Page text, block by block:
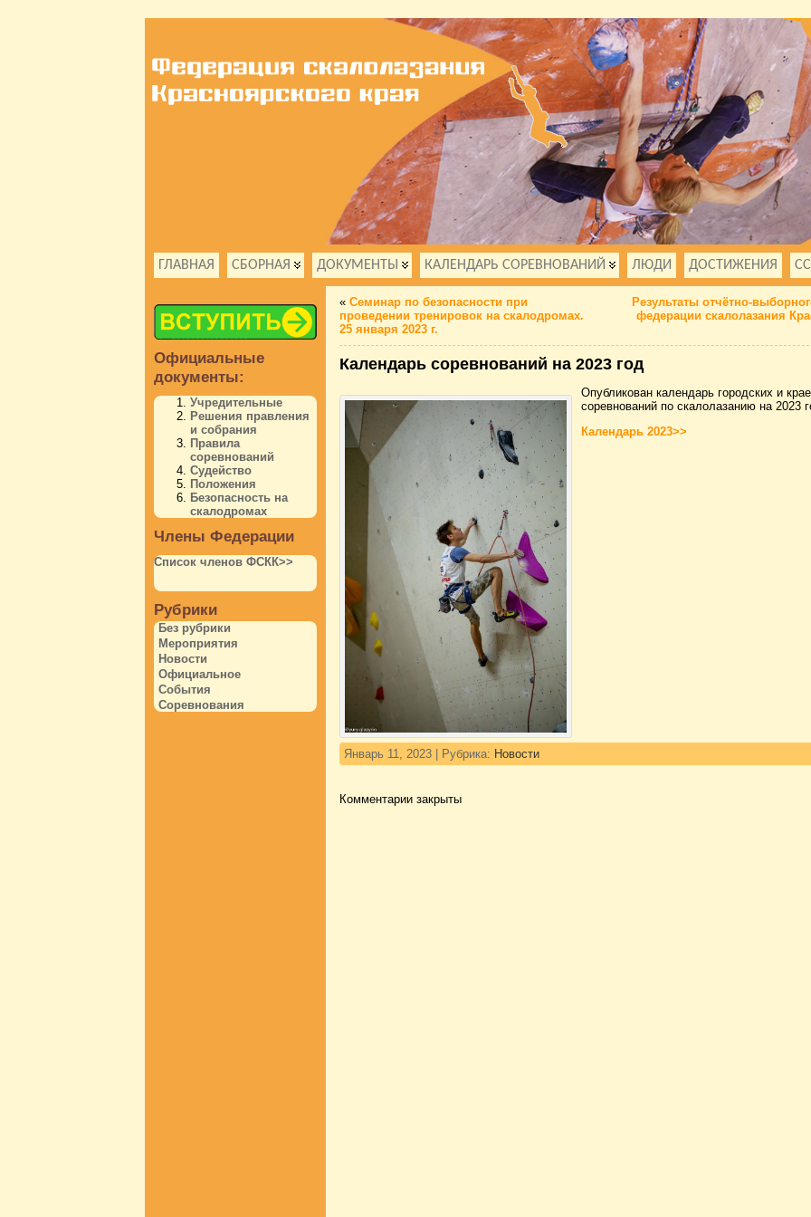
ГЛАВНАЯ СБОРНАЯ ДОКУМЕНТЫ КАЛЕНДАРЬ СОРЕВНОВАНИЙ ЛЮДИ ДОСТИЖЕНИЯ
Официальные
документы:
Учредительные
Решения правления
и собрания
Правила
соревнований
Судейство
Положения
Безопасность на
скалодромах
Члены Федерации
Список членов ФСКК>>
Рубрики
Без рубрики
Мероприятия
Новости
Официальное
События
Соревнования
« Семинар по безопасности при
проведении тренировок на скалодромах.
25 января 2023 г.
Результаты отчëтно-
федерации скалолазания
Календарь соревнований на 2023 год
Опубликован календарь городских и
соревнований по скалолазанию на 2023
Календарь 2023>>
Январь 11, 2023 | Рубрика: Новости
Комментарии закрыты